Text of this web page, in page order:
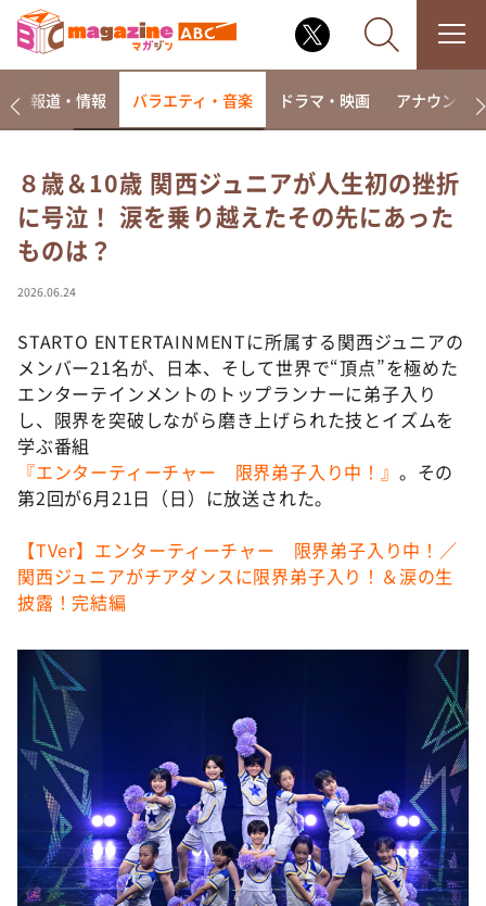
なるみ・岡村の過ぎるTV
相席食堂
これ余談なんですけど・・・
て真剣です
探偵！ナイトスクープ
news おかえり
河合＆A.B.C-Z塚田×福井アナ「なんでやねん！？」
（news おかえり）
DAIGOも台所 ～きょうの献立 何にする？～
朝だ！生です旅サラダ
教えて！ニュースライブ 正義のミカタ
ＬＩＦＥ～夢のカタチ～
新婚さんいらっしゃい！
ポツンと一軒家
ザキ山小屋本館
ぺこぱのまるスポ
アナ回覧板
報道・情報 バラエティ・音楽 ドラマ・映画 アナウンサー
８歳＆10歳 関西ジュニアが人生初の挫折
に号泣！ 涙を乗り越えたその先にあった
ものは？
2026.06.24
STARTO ENTERTAINMENTに所属する関西ジュニアの
メンバー21名が、日本、そして世界で“頂点”を極めた
エンターテインメントのトップランナーに弟子入り
し、限界を突破しながら磨き上げられた技とイズムを
学ぶ番組
『エンターティーチャー 限界弟子入り中！』 。その
第2回が6月21日（日）に放送された。
【TVer】エンターティーチャー 限界弟子入り中！／
関西ジュニアがチアダンスに限界弟子入り！＆涙の生
披露！完結編